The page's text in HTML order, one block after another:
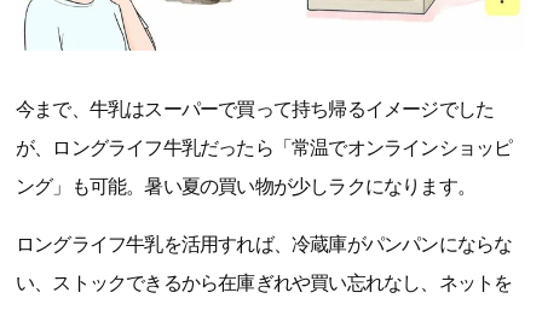
今まで、牛乳はスーパーで買って持ち帰るイメージでした
が、ロングライフ牛乳だったら「常温でオンラインショッピ
ング」も可能。暑い夏の買い物が少しラクになります。
ロングライフ牛乳を活用すれば、冷蔵庫がパンパンにならな
い、ストックできるから在庫ぎれや買い忘れなし、ネットを